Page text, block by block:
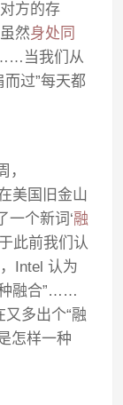
方的存
然身处同
当我们从
过”每天都
，
美国旧金山
个新词‘融
此前我们认
Intel 认为
融合”……
又多出个“融
怎样一种